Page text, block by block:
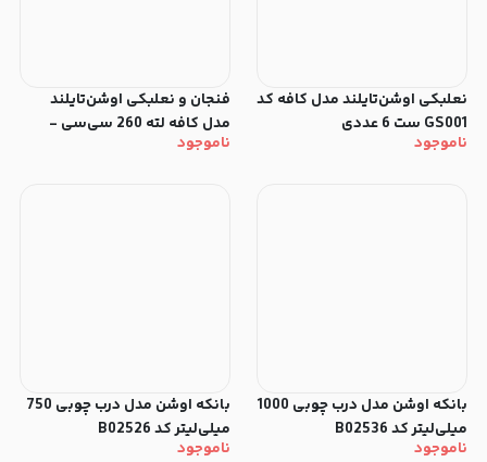
نعلبکی اوشن‌تایلند مدل کافه کد
GS001 ست 6 عددی
ناموجود
فنجان و نعلبکی اوشن‌تایلند
مدل کافه لته 260 سی‌سی -
ست 6 عددی
ناموجود
بانکه اوشن مدل درب چوبی 1000
میلی‌لیتر کد B02536
ناموجود
بانکه اوشن مدل درب چوبی 750
میلی‌لیتر کد B02526
ناموجود